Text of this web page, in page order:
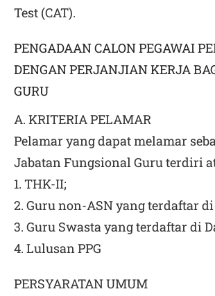
Test (CAT).
PENGADAAN CALON PEGAWAI
DENGAN PERJANJIAN KERJA
GURU
A. KRITERIA PELAMAR
Pelamar yang dapat melamar
Jabatan Fungsional Guru terdiri
1. THK-II;
2. Guru non-ASN yang terdaftar
3. Guru Swasta yang terdaftar di
4. Lulusan PPG
PERSYARATAN UMUM